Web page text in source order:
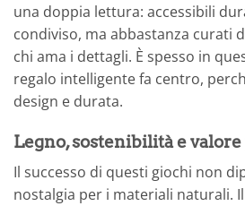
una doppia lettura: accessibili
condiviso, ma abbastanza curati
chi ama i dettagli. È spesso in
regalo intelligente fa centro,
design e durata.
Legno, sostenibilità e
Il successo di questi giochi non
nostalgia per i materiali naturali.